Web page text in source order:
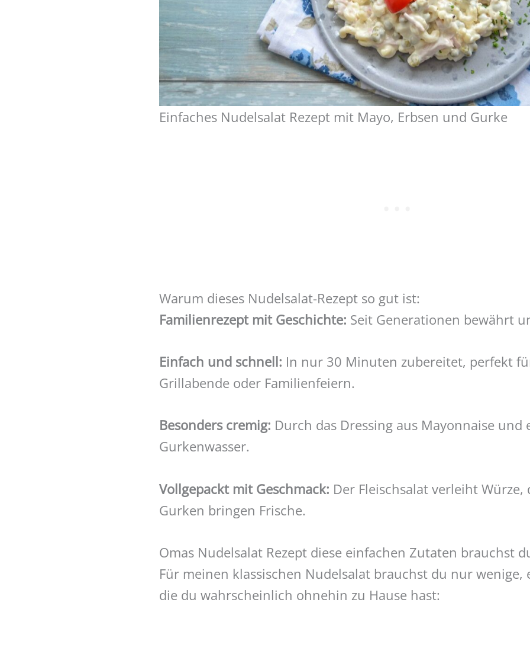
Einfaches Nudelsalat Rezept mit Mayo, Erbsen und Gurke
Warum dieses Nudelsalat-Rezept so gut ist:
Familienrezept mit Geschichte: Seit Generationen bewährt
Einfach und schnell: In nur 30 Minuten zubereitet, perfekt
Grillabende oder Familienfeiern.
Besonders cremig: Durch das Dressing aus Mayonnaise und
Gurkenwasser.
Vollgepackt mit Geschmack: Der Fleischsalat verleiht Würze,
Gurken bringen Frische.
Omas Nudelsalat Rezept diese einfachen Zutaten brauchst
Für meinen klassischen Nudelsalat brauchst du nur wenige,
die du wahrscheinlich ohnehin zu Hause hast: